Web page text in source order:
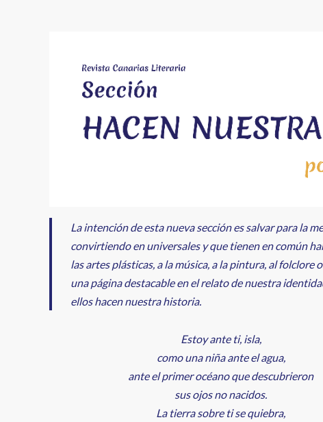
ayuda
navegación
La intención de esta nueva sección es salvar para la
convirtiendo en universales y que tienen en común
las artes plásticas, a la música, a la pintura, al
una página destacable en el relato de nuestra
ellos hacen nuestra historia.
Estoy ante ti, isla,
como una niña ante el agua,
ante el primer océano que descubrieron
sus ojos no nacidos.
La tierra sobre ti se quiebra,